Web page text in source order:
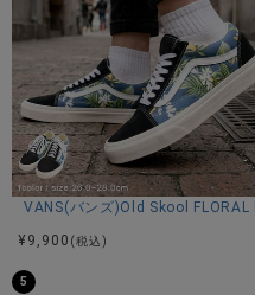
アッパー：合成皮革
ソール：合成底
カラー展開
ホワイト/ブラック
VANS(バンズ)Old Skool FLORAL
¥ 9,900 (税込)
5